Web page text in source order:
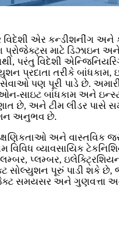
વિદેશી એર કન્ડીશનીંગ અને
પ્રોજેક્ટ્સ માટે ડિઝાઇન
પરંતુ વિદેશી
પ્રદાતા તરીકે
પણ પૂરી પાડે છે.
સાઇટ બાંધકામ અને
છે, અને ટીમ લીડર પાસે
અનુભવ છે.
અને વાસ્તવિક
વિવિધ વ્યાવસાયિક
પ્લમ્બર,
સોલ્યુશન પૂરું પાડી શકે છે,
સમયસર અને ગુણવત્તા